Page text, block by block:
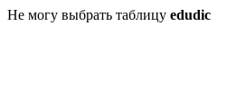
Не могу выбрать таблицу edudic